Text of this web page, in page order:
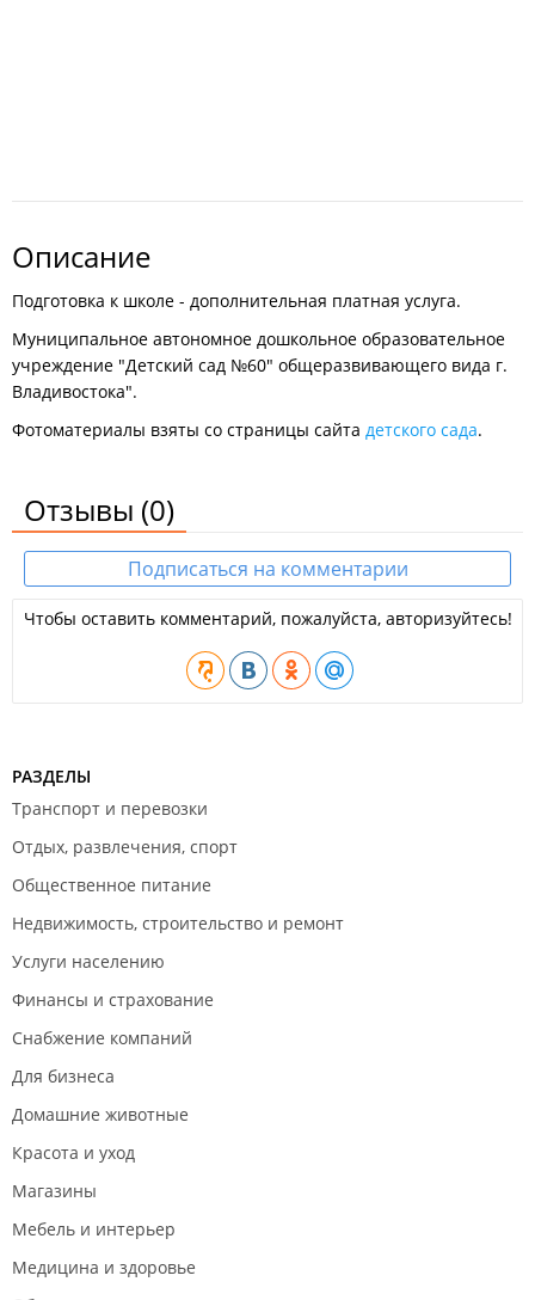
Описание
Подготовка к школе - дополнительная платная услуга.
Муниципальное автономное дошкольное образовательное
учреждение "Детский сад №60" общеразвивающего вида г.
Владивостока".
Фотоматериалы взяты со страницы сайта детского сада.
Отзывы (0)
Подписаться на комментарии
Чтобы оставить комментарий, пожалуйста, авторизуйтесь!
РАЗДЕЛЫ
Транспорт и перевозки
Отдых, развлечения, спорт
Общественное питание
Недвижимость, строительство и ремонт
Услуги населению
Финансы и страхование
Снабжение компаний
Для бизнеса
Домашние животные
Красота и уход
Магазины
Мебель и интерьер
Медицина и здоровье